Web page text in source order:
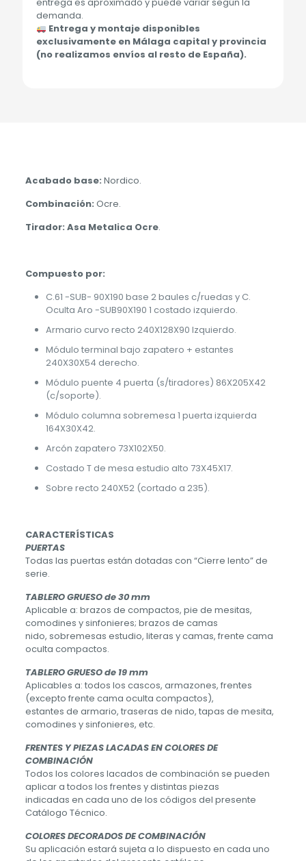
entrega es aproximado y puede variar según la
demanda.
Entrega y montaje disponibles
exclusivamente en Málaga capital y provincia
(no realizamos envíos al resto de España).
Acabado base: Nordico.
Combinación: Ocre.
Tirador: Asa Metalica Ocre.
Compuesto por:
C.61 -SUB- 90X190 base 2 baules c/ruedas y C.
Oculta Aro -SUB90X190 1 costado izquierdo.
Armario curvo recto 240X128X90 Izquierdo.
Módulo terminal bajo zapatero + estantes
240X30X54 derecho.
Módulo puente 4 puerta (s/tiradores) 86X205X42
(c/soporte).
Módulo columna sobremesa 1 puerta izquierda
164X30X42.
Arcón zapatero 73X102X50.
Costado T de mesa estudio alto 73X45X17.
Sobre recto 240X52 (cortado a 235).
CARACTERÍSTICAS
PUERTAS
Todas las puertas están dotadas con “Cierre lento” de
serie.
TABLERO GRUESO de 30 mm
Aplicable a: brazos de compactos, pie de mesitas,
comodines y sinfonieres; brazos de camas
nido, sobremesas estudio, literas y camas, frente cama
oculta compactos.
TABLERO GRUESO de 19 mm
Aplicables a: todos los cascos, armazones, frentes
(excepto frente cama oculta compactos),
estantes de armario, traseras de nido, tapas de mesita,
comodines y sinfonieres, etc.
FRENTES Y PIEZAS LACADAS EN COLORES DE
COMBINACIÓN
Todos los colores lacados de combinación se pueden
aplicar a todos los frentes y distintas piezas
indicadas en cada uno de los códigos del presente
Catálogo Técnico.
COLORES DECORADOS DE COMBINACIÓN
Su aplicación estará sujeta a lo dispuesto en cada uno